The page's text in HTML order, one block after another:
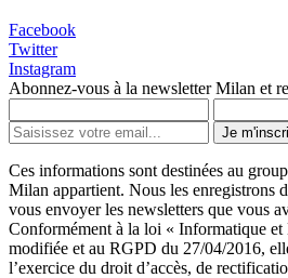
Facebook
Twitter
Instagram
Abonnez-vous à la newsletter Milan et
Je
Ces informations sont destinées au
Milan appartient. Nous les enregistrons
vous envoyer les newsletters que vous
Conformément à la loi « Informatique
modifiée et au RGPD du 27/04/2016,
l’exercice du droit d’accès, de